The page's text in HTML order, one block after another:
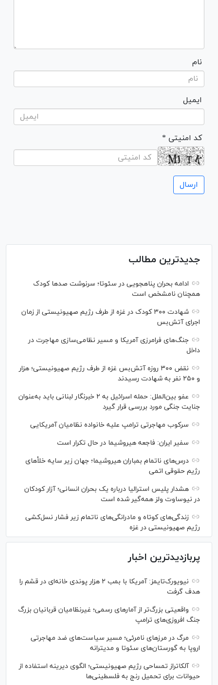
نام
ایمیل
* کد امنیتی
جدیدترین مطالب
ادامه بحران پناهجویی در سئوتا؛ سرنوشت صدها کودک
همچنان نامشخص است
شهادت ۳۰۰ کودک در غزه از طرف رژیم صهیونیستی از زمان
اجرای آتش‌بس
جنگ‌های فرامرزی آمریکا و مسیر نظامی‌سازی مهاجرت در
داخل
نقض ۳۰۰ روزه آتش‌بس غزه از طرف رژیم صهیونیستی؛ هزار
و ۲۵۰ نفر به شهادت رسیدند
عفو بین‌الملل: حمله اسرائیل به ۲ خبرنگار لبنانی باید به‌عنوان
جنایت جنگی مورد بررسی قرار گیرد
سرکوب مهاجرتی ترامپ علیه خانواده نظامیان آمریکایی
سفیر ایران: فاجعه هیروشیما در حال تکرار است
درس‌های ناتمام بمباران هیروشیما؛ جهان زیر سایه خلأ‌های
رژیم حقوقی اتمی
هشدار پلیس استرالیا درباره یک بحران انسانی؛ آزار کودکان
در نیوساوت ولز همه‌گیر شده است
زندگی‌های کوتاه و مادرانگی‌های ناتمام زیر فشار نسل‌کشی
رژیم صهیونیستی در غزه
پربازدیدترین اخبار
نیویورک‌تایمز: آمریکا با بمب ۲ هزار پوندی خانه‌ای در قشم را
هدف گرفت
واقعیتی بزرگ‌تر از آمار‌های رسمی؛ غیرنظامیان قربانیان بزرگ
جنگ افروزی‌های ترامپ
مرگ در مرز‌های نامرئی؛ مسیر سیاست‌های ضد مهاجرتی
اروپا به گورستان‌های سئوتا و مدیترانه
آلکاتراز تمساحی رژیم صهیونیستی؛ الگوی دیرینه استفاده از
حیوانات برای تحمیل رنج به فلسطینی‌ها